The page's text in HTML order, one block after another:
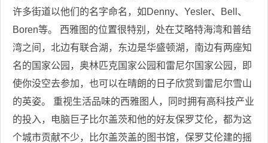
许多街道以他们的名字命名，如Denny、Yesler、Bell、
Boren等。 西雅图的位置很特别，处在艾略特海湾和普结
湾之间，北边有联合湖，东边是华盛顿湖，南边有两座知
名的国家公园，奥林匹克国家公园和雷尼尔国家公园，即
使你没空去参加，也可以在晴朗的日子欣赏到雷尼尔雪山
的英姿。 重视生活品味的西雅图人，同时拥有高科技产业
的投入，电脑巨子比尔盖茨和他的好友保罗艾伦，都为这
个城市贡献不少，比尔盖茨盖的图书馆，保罗艾伦建的摇